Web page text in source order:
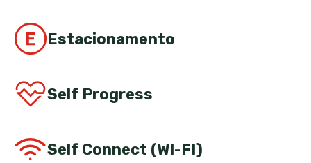
Estacionamento
Self Progress
Self Connect (WI-FI)